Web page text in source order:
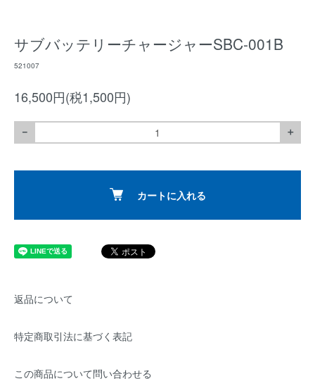
サブバッテリーチャージャーSBC-001B
521007
16,500円(税1,500円)
－ ＋
カートに入れる
返品について
特定商取引法に基づく表記
この商品について問い合わせる